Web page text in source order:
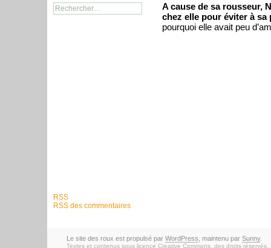
RSS
RSS des commentaires
A cause de sa rousseur,
chez elle pour éviter à
pourquoi elle avait peu
Le site des roux est propulsé par WordPress , maintenu par Sunny.
Textes et contenus sous licence Creative Commons, des droits réservés.